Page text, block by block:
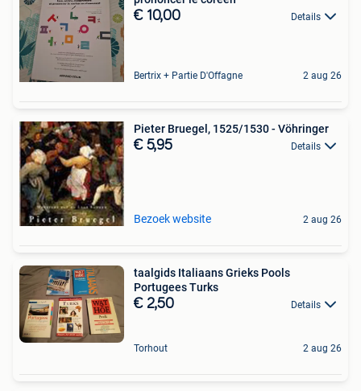
€ 10,00 Details
Bertrix + Partie D'Offagne 2 aug 26
Pieter Bruegel, 1525/1530 - Vöhringer
€ 5,95 Details
Bezoek website 2 aug 26
taalgids Italiaans Grieks Pools
Portugees Turks
€ 2,50 Details
Torhout 2 aug 26